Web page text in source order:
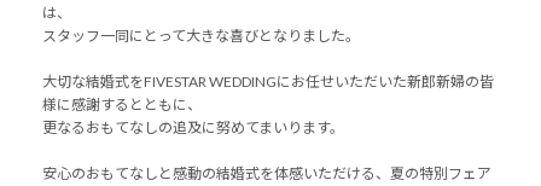
は、
スタッフ一同にとって大きな喜びとなりました。
大切な結婚式をFIVESTAR WEDDINGにお任せいただいた新郎新婦の皆
様に感謝するとともに、
更なるおもてなしの追及に努めてまいります。
安心のおもてなしと感動の結婚式を体感いただける、夏の特別フェア